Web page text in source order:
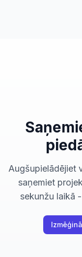
Augšupielādējiet
saņemiet
sekunžu laikā